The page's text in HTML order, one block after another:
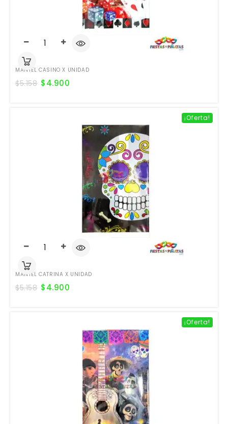
MANTEL CASINO X UNIDAD
$5.158 $4.900
¡Oferta!
MANTEL CATRINA X UNIDAD
$5.158 $4.900
¡Oferta!